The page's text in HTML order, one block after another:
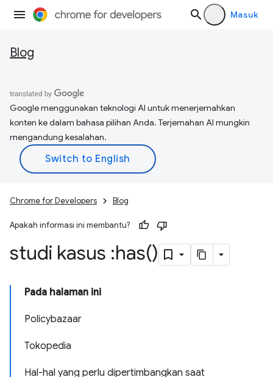
Masuk
Blog
Google menggunakan teknologi AI untuk menerjemahkan
konten ke dalam bahasa pilihan Anda. Terjemahan AI mungkin
mengandung kesalahan.
Chrome for Developers Blog
Apakah informasi ini membantu?
studi kasus :has()
Pada halaman ini
Policybazaar
Tokopedia
Hal-hal yang perlu dipertimbangkan saat